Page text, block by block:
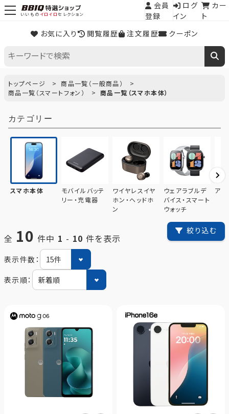
いいものイロイロセレクション
お気に入り 閲覧履歴 注文履歴 クーポン
会員
登録
ログ
イン
カー
ト
トップページ
商品一覧（一般商品）
商品一覧（スマートフォン）
商品一覧（スマホ本体）
カテゴリー
スマホ本体
モバイルバッテ
リー・充電器
ワイヤレスイヤ
ホン・ヘッドホ
ン
ウェアラブルデ
バイス・スマート
ウォッチ
ア
全 10 件中 1 - 10 件を表示
絞り込む
表示件数：
表示順：